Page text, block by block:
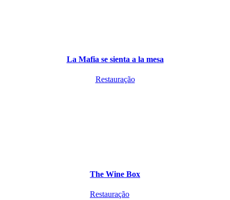
La Mafia se sienta a la mesa
Restauração
The Wine Box
Restauração